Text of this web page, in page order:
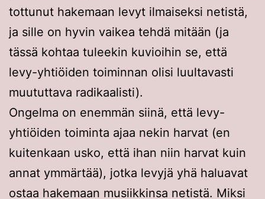
tottunut hakemaan levyt ilmaiseksi netistä,
ja sille on hyvin vaikea tehdä mitään (ja
tässä kohtaa tuleekin kuvioihin se, että
levy-yhtiöiden toiminnan olisi luultavasti
muututtava radikaalisti).
Ongelma on enemmän siinä, että levy-
yhtiöiden toiminta ajaa nekin harvat (en
kuitenkaan usko, että ihan niin harvat kuin
annat ymmärtää), jotka levyjä yhä haluavat
ostaa hakemaan musiikkinsa netistä. Miksi